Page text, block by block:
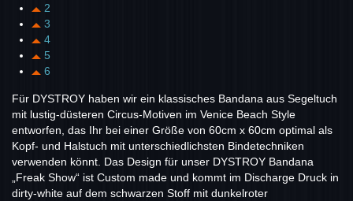
2
3
4
5
6
Für DYSTROY haben wir ein klassisches Bandana aus Segeltuch
mit lustig-düsteren Circus-Motiven im Venice Beach Style
entworfen, das Ihr bei einer Größe von 60cm x 60cm optimal als
Kopf- und Halstuch mit unterschiedlichsten Bindetechniken
verwenden könnt. Das Design für unser DYSTROY Bandana
„Freak Show“ ist Custom made und kommt im Discharge Druck in
dirty-white auf dem schwarzen Stoff mit dunkelroter